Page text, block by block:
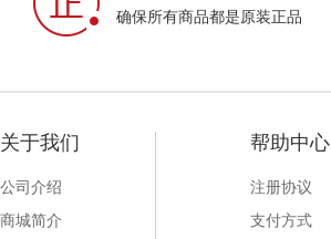
确保所有商品都是原装正品
关于我们
公司介绍
商城简介
帮助中心
注册协议
支付方式